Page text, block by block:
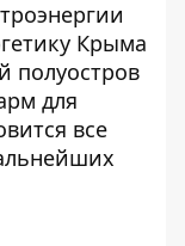
Крыма
полуостров
для
все